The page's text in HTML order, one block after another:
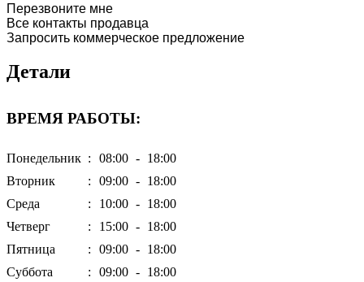
Перезвоните мне
Все контакты продавца
Запросить коммерческое предложение
Детали
ВРЕМЯ РАБОТЫ:
Понедельник : 08:00 - 18:00
Вторник
: 09:00 - 18:00
Среда
: 10:00 - 18:00
Четверг
: 15:00 - 18:00
Пятница
: 09:00 - 18:00
Суббота
: 09:00 - 18:00